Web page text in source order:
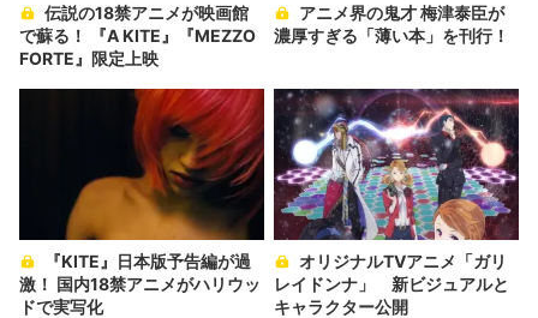
で蘇る！ 『A KITE』『MEZZO
FORTE』限定上映
濃厚すぎる「薄い本」を刊行！
激！ 国内18禁アニメがハリウッ
ドで実写化
レイドンナ」 新ビジュアルと
キャラクター公開